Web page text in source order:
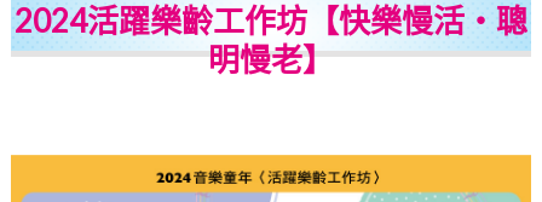
2024活躍樂齡工作坊【快樂慢活・聰
明慢老】